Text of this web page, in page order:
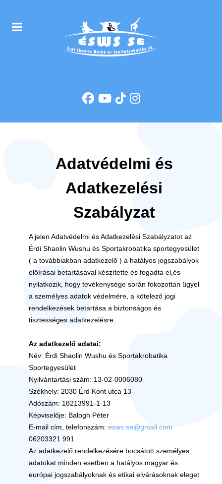
Adatvédelmi és
Adatkezelési
Szabályzat
A jelen Adatvédelmi és Adatkezelési Szabályzatot az
Érdi Shaolin Wushu és Sportakrobatika sportegyesület
( a továbbiakban adatkezelő ) a hatályos jogszabályok
előírásai betartásával készítette és fogadta el,és
nyilatkozik, hogy tevékenysége során fokozottan ügyel
a személyes adatok védelmére, a kötelező jogi
rendelkezések betartása a biztonságos és
tisztességes adatkezelésre.
Az adatkezelő adatai:
Név: Érdi Shaolin Wushu és Sportakrobatika
Sportegyesület
Nyilvántartási szám: 13-02-0006080
Székhely: 2030 Érd Kont utca 13
Adószám: 18213991-1-13
Képviselője: Balogh Péter
E-mail cím, telefonszám: esws.se@gmail.com
06203321 991
Az adatkezelő rendelkezésére bocsátott személyes
adatokat minden esetben a hatályos magyar és
európai jogszabályoknak és etikai elvárásoknak eleget